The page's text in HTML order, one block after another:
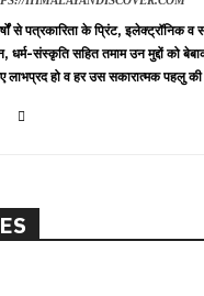
से पत्रकारिता के प्रिंट, इलेक्ट्रॉनिक व
धर्म-संस्कृति सहित तमाम उन मुद्दों को
लाभप्रद हो व हर उस सकारात्मक पहलु